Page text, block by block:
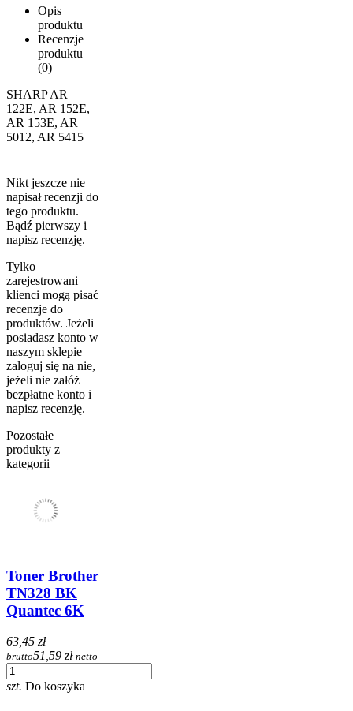
Opis
produktu
Recenzje
produktu
(0)
SHARP AR
122E, AR 152E,
AR 153E, AR
5012, AR 5415
Nikt jeszcze nie
napisał recenzji do
tego produktu.
Bądź pierwszy i
napisz recenzję.
Tylko
zarejestrowani
klienci mogą pisać
recenzje do
produktów. Jeżeli
posiadasz konto w
naszym sklepie
zaloguj się na nie,
jeżeli nie załóż
bezpłatne konto i
napisz recenzję.
Pozostałe
produkty z
kategorii
Toner Brother
TN328 BK
Quantec 6K
63,45 zł
brutto51,59 zł netto
szt. Do koszyka